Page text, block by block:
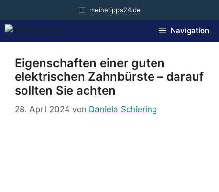
springen
meinetipps24.de
Navigation
Eigenschaften einer guten
elektrischen Zahnbürste – darauf
sollten Sie achten
28. April 2024 von Daniela Schiering